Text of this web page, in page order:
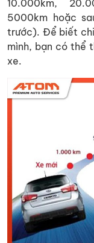
10.000km,
5000km hoặc
trước). Để biết
mình, bạn có thể
xe.